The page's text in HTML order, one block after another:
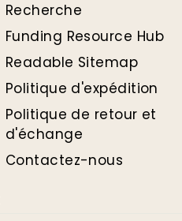
Recherche
Funding Resource Hub
Readable Sitemap
Politique d'expédition
Politique de retour et
d'échange
Contactez-nous